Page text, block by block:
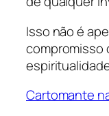
Isso não é
compromisso
Cartomante